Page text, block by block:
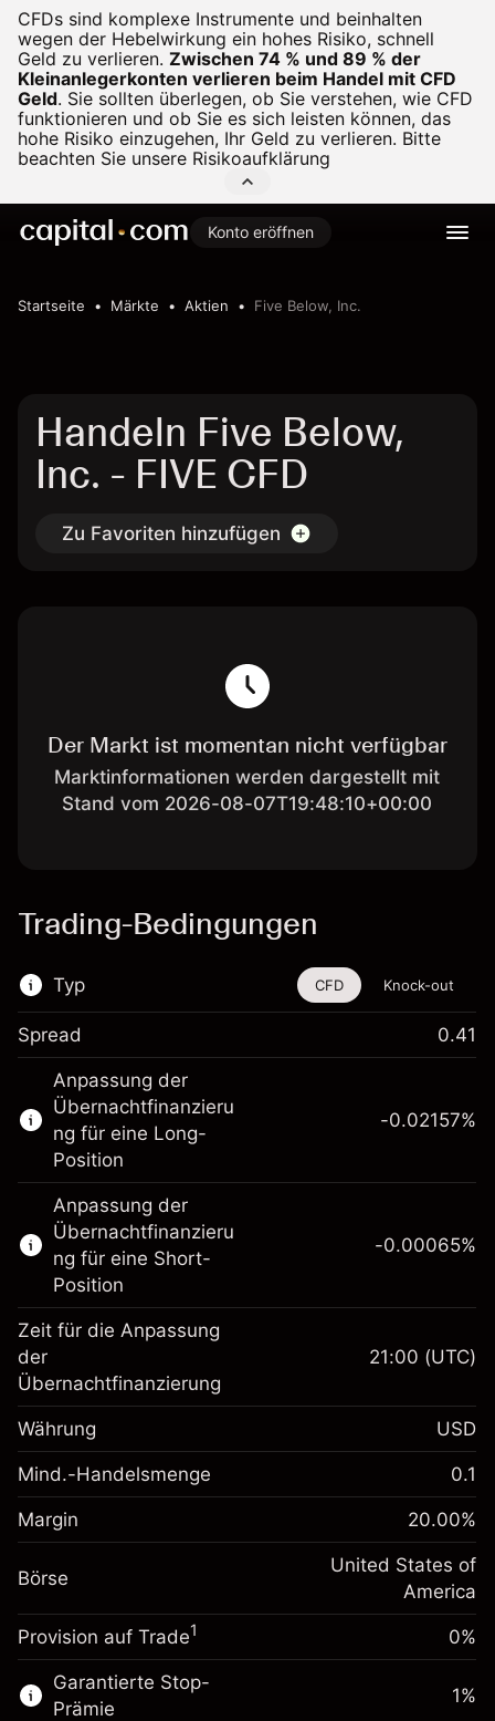
CFDs sind komplexe Instrumente und beinhalten
wegen der Hebelwirkung ein hohes Risiko, schnell
Geld zu verlieren. Zwischen 74 % und 89 % der
Kleinanlegerkonten verlieren beim Handel mit CFD
Geld. Sie sollten überlegen, ob Sie verstehen, wie CFD
funktionieren und ob Sie es sich leisten können, das
hohe Risiko einzugehen, Ihr Geld zu verlieren. Bitte
beachten Sie unsere Risikoaufklärung
Konto eröffnen
Startseite Märkte Aktien Five Below, Inc.
Handeln Five Below,
Inc. - FIVE CFD
Zu Favoriten hinzufügen
Der Markt ist momentan nicht verfügbar
Marktinformationen werden dargestellt mit
Stand vom 2026-08-07T19:48:10+00:00
Trading-Bedingungen
Typ
Dieses Finanzinstrument steht für das Traden
über CFDs und Knock-outs zur Verfügung.
Erfahren Sie mehr über:
CFDs
Knock-outs
CFD Knock-out
Spread 0.41
Anpassung der
Übernachtfinanzieru
ng für eine Long-
Position
$1,000.00
Anpassung der
Übernachtfinanzierung
Gebühren aus
Positionswert
-0.021568
%
Positionsgröße mit Hebelwirkung
~$5,000.00
Geld aus Hebelwirkung ~
$4,000.00
Zur Plattform
-0.02157%
Anpassung der
Übernachtfinanzieru
ng für eine Short-
Position
Margin. Ihre Investition
Anpassung der
Übernachtfinanzierung
-0.000654
%
(-$0.03)
Positionsgröße mit Hebelwirkung
~$5,000.00
Geld aus Hebelwirkung ~
-0.00065%
Zeit für die Anpassung
der
Übernachtfinanzierung
21:00 (UTC)
Währung USD
Mind.-Handelsmenge 0.1
Margin 20.00%
Börse
United States of
America
Provision auf Trade1 0%
Garantierte Stop-
Prämie
1%